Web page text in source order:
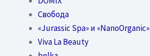
Свобода
«Jurassic Spa» и «NanoOrganic»
Viva La Beauty